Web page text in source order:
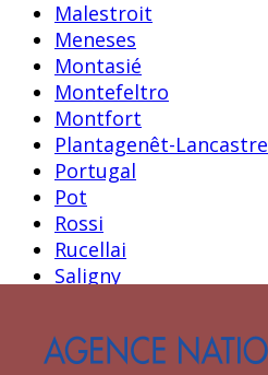
Malestroit
Meneses
Montasié
Montefeltro
Montfort
Plantagenêt-Lancastre
Portugal
Pot
Rossi
Rucellai
Saligny
Savoisy